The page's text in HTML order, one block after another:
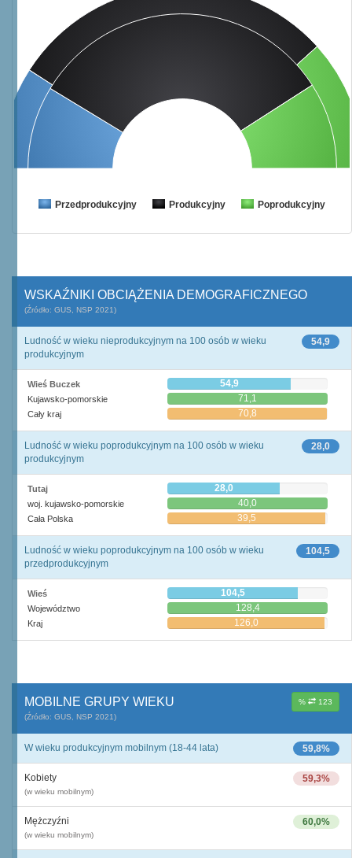
Przedprodukcyjny Produkcyjny Poprodukcyjny
WSKAŹNIKI OBCIĄŻENIA DEMOGRAFICZNEGO
(Źródło: GUS, NSP 2021)
54,9
Ludność w wieku nieprodukcyjnym na 100 osób w wieku
produkcyjnym
Wieś Buczek 54,9
Kujawsko-pomorskie 71,1
Cały kraj 70,8
28,0
Ludność w wieku poprodukcyjnym na 100 osób w wieku
produkcyjnym
Tutaj 28,0
woj. kujawsko-pomorskie 40,0
Cała Polska 39,5
104,5
Ludność w wieku poprodukcyjnym na 100 osób w wieku
przedprodukcyjnym
Wieś 104,5
Województwo 128,4
Kraj 126,0
% 123
MOBILNE GRUPY WIEKU
(Źródło: GUS, NSP 2021)
59,8%
W wieku produkcyjnym mobilnym (18-44 lata)
59,3%
Kobiety
(w wieku mobilnym)
60,0%
Mężczyźni
(w wieku mobilnym)